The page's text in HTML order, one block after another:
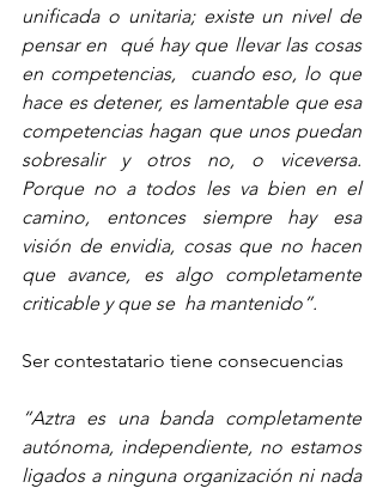
unificada o unitaria; existe un nivel de
pensar en  qué hay que llevar las cosas
en competencias,  cuando eso, lo que
hace es detener, es lamentable que esa
competencias hagan que unos puedan
sobresalir y otros no, o viceversa.
Porque no a todos les va bien en el
camino, entonces siempre hay esa
visión de envidia, cosas que no hacen
que avance, es algo completamente
criticable y que se  ha mantenido”.
Ser contestatario tiene consecuencias
“Aztra es una banda completamente
autónoma, independiente, no estamos
ligados a ninguna organización ni nada